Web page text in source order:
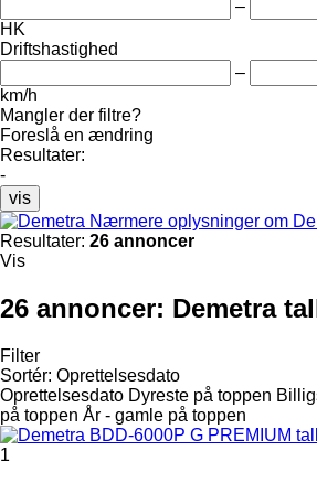
–
HK
Driftshastighed
–
km/h
Mangler der filtre?
Foreslå en ændring
Resultater:
-
vis
Nærmere oplysninger om
Resultater: 26 annoncer
Vis
26 annoncer: Demetra
Filter
Sortér: Oprettelsesdato
Oprettelsesdato Dyreste på toppen
på toppen År - gamle på toppen
1